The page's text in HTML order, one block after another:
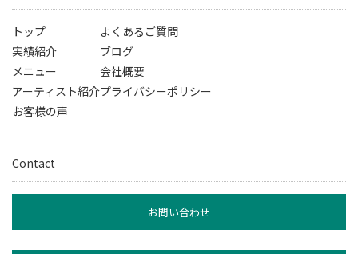
トップ
実績紹介
メニュー
アーティスト紹介
お客様の声
よくあるご質問
ブログ
会社概要
プライバシーポリシー
Contact
お問い合わせ